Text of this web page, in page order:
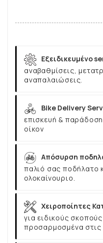
Εξειδικευμένο
αναβαθμίσεις,
αναπαλαιώσεις.
Bike Delivery
επισκευή &
οίκον
Απόσυρση
παλιό σας ποδήλατο
ολοκαίνουριο.
Χειροποίητες
για ειδικούς
προσαρμοσμένα στις